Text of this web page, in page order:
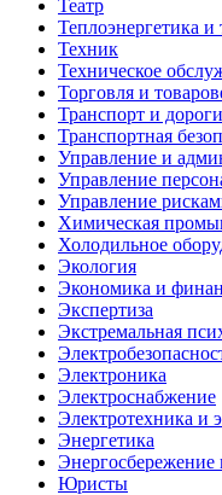
Театр
Теплоэнергетика и
Техник
Техническое
Торговля и
Транспорт и дороги
Транспортная
Управление и
Управление
Управление
Химическая
Холодильное
Экология
Экономика и
Экспертиза
Экстремальная
Электроника
Электроснабжение
Электротехника и
Энергетика
Энергосбережение
Юристы